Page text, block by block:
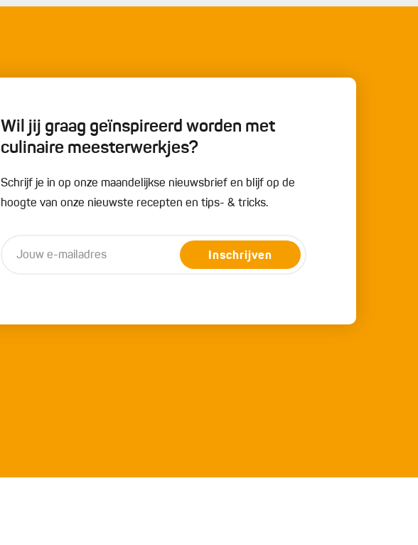
Wil jij graag geïnspireerd worden met
culinaire meesterwerkjes?
Schrijf je in op onze maandelijkse nieuwsbrief en blijf op de
hoogte van onze nieuwste recepten en tips- & tricks.
Inschrijven